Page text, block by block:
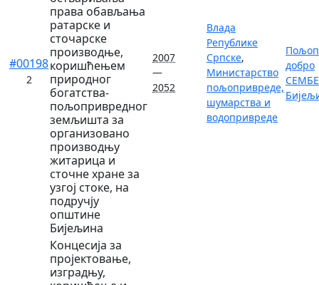
#00198
2
права обављања
ратарске и
сточарске
производње,
коришћењем
природног
богатства-
пољопривредног
земљишта за
организовано
производњу
житарица и
сточне хране за
узгој стоке, на
подручју
општине
Бијељина
2007
—
2052
Влада
Републике
Српске,
Министарство
пољопривреде,
шумарства и
водопривреде
добро
Концесија за
пројектовање,
изградњу,